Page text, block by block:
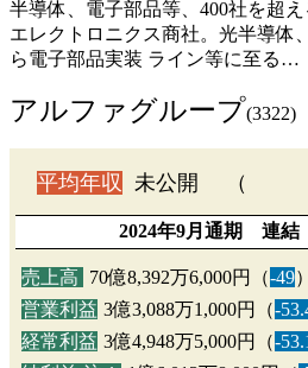
半導体、電子部品等、400社を超
エレクトロニクス商社。光半導体
ら電子部品実装 ライン等に至る…
アルファグループ(3322)
平均年収 未公開 （
2024年9月通期 連
売上高 70億8,392万6,000円（-49）
営業利益 3億3,088万1,000円（-
経常利益 3億4,948万5,000円（-